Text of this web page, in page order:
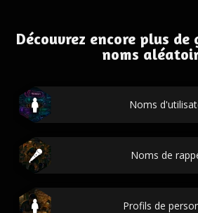
Découvrez encore plus
noms
Noms
Noms de
Profils de